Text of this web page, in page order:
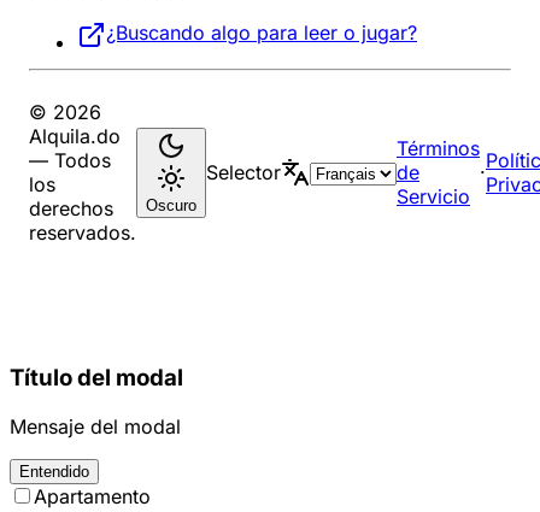
¿Buscando algo para leer o jugar?
© 2026
Alquila.do
— Todos
los
derechos
reservados.
Oscuro
Selector
Términos
de
Servicio
·
Título del modal
Mensaje del modal
Entendido
Apartamento